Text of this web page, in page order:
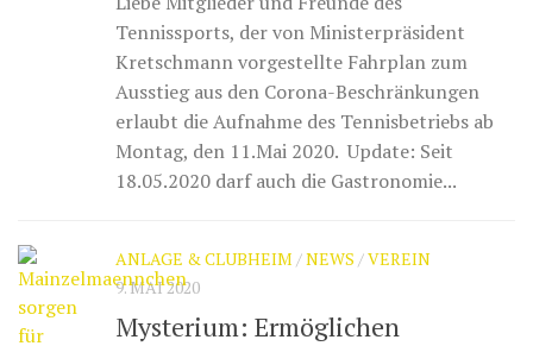
Tennissports, der von Ministerpräsident
Kretschmann vorgestellte Fahrplan zum
Ausstieg aus den Corona-Beschränkungen
erlaubt die Aufnahme des Tennisbetriebs ab
Montag, den 11.Mai 2020. Update: Seit
18.05.2020 darf auch die Gastronomie...
ANLAGE & CLUBHEIM /NEWS /VEREIN
9. MAI 2020
Mysterium: Ermöglichen